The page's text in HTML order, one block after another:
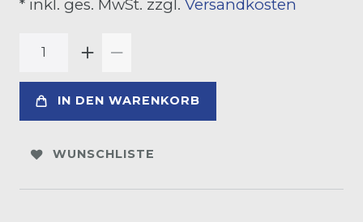
* inkl. ges. MwSt. zzgl. Versandkosten
IN DEN WARENKORB
WUNSCHLISTE